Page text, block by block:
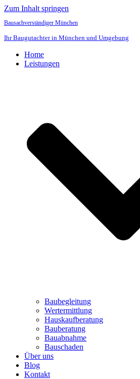
Zum Inhalt springen
Bausachverständiger München
Ihr Baugutachter in München und Umgebung
Home
Leistungen
Baubegleitung
Wertermittlung
Hauskaufberatung
Bauberatung
Bauabnahme
Bauschaden
Über uns
Blog
Kontakt